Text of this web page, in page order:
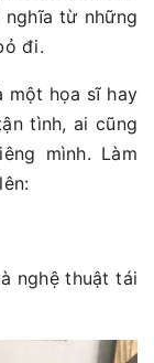
từ những
đi.
một họa sĩ hay
tình, ai cũng
mình. Làm
nghệ thuật tái